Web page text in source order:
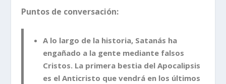
Puntos de conversación:
A lo largo de la historia, Satanás ha
engañado a la gente mediante falsos
Cristos. La primera bestia del Apocalipsis
es el Anticristo que vendrá en los últimos